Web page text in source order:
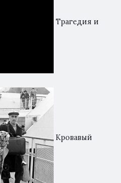
Трагедия и
Кровавый